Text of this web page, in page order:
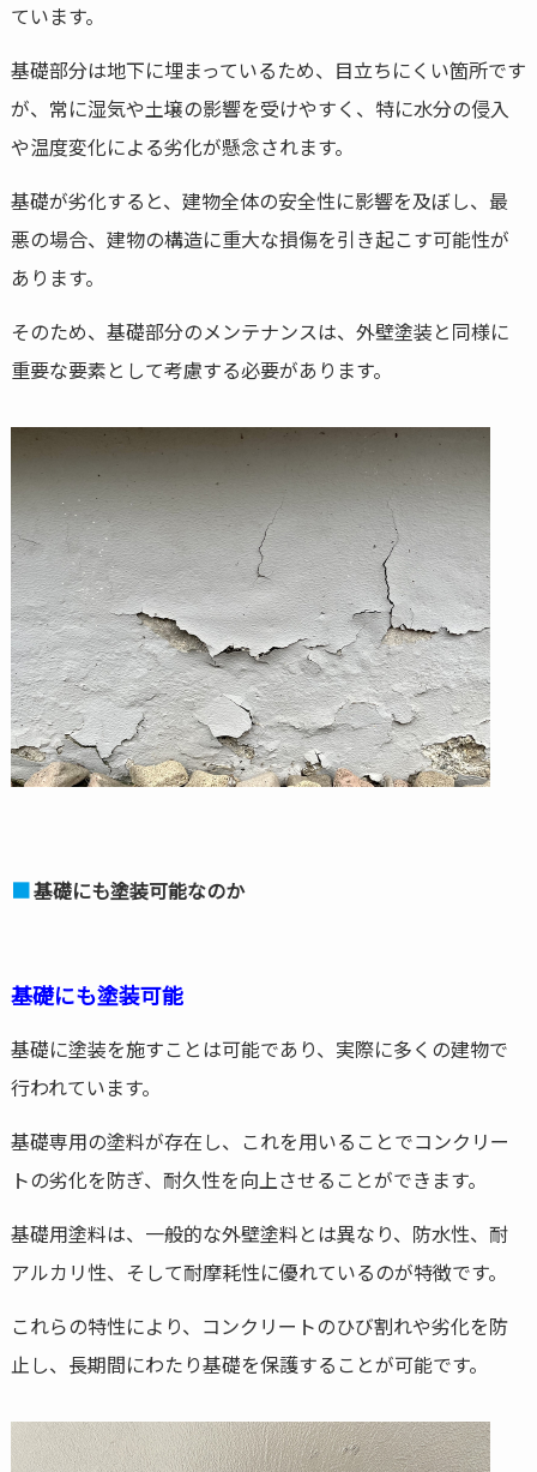
ています。
基礎部分は地下に埋まっているため、目立ちにくい箇所です
が、常に湿気や土壌の影響を受けやすく、特に水分の侵入
や温度変化による劣化が懸念されます。
基礎が劣化すると、建物全体の安全性に影響を及ぼし、最
悪の場合、建物の構造に重大な損傷を引き起こす可能性が
あります。
そのため、基礎部分のメンテナンスは、外壁塗装と同様に
重要な要素として考慮する必要があります。
基礎にも塗装可能なのか
基礎にも塗装可能
基礎に塗装を施すことは可能であり、実際に多くの建物で
行われています。
基礎専用の塗料が存在し、これを用いることでコンクリー
トの劣化を防ぎ、耐久性を向上させることができます。
基礎用塗料は、一般的な外壁塗料とは異なり、防水性、耐
アルカリ性、そして耐摩耗性に優れているのが特徴です。
これらの特性により、コンクリートのひび割れや劣化を防
止し、長期間にわたり基礎を保護することが可能です。